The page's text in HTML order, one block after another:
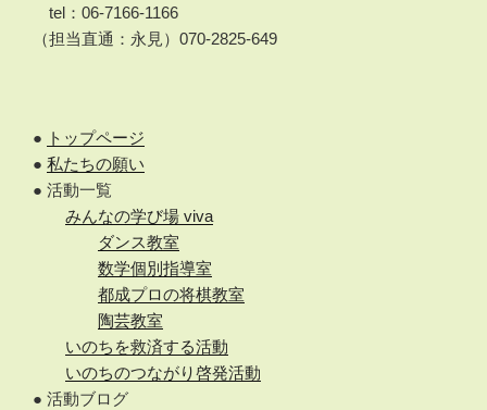
tel：06-7166-1166
（担当直通：永見）070-2825-649
● トップページ
● 私たちの願い
● 活動一覧
みんなの学び場 viva
ダンス教室
数学個別指導室
都成プロの将棋教室
陶芸教室
いのちを救済する活動
いのちのつながり啓発活動
● 活動ブログ